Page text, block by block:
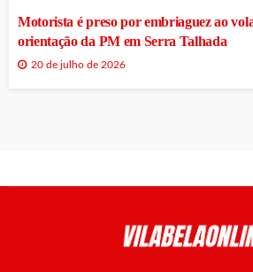
Motorista é preso por embriaguez ao
orientação da PM em Serra Talhada
20 de julho de 2026